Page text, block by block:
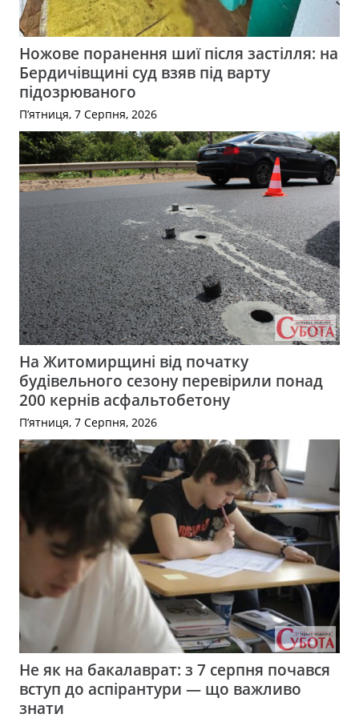
Ножове поранення шиї після застілля: на
Бердичівщині суд взяв під варту
підозрюваного
П’ятниця, 7 Серпня, 2026
На Житомирщині від початку
будівельного сезону перевірили понад
200 кернів асфальтобетону
П’ятниця, 7 Серпня, 2026
Не як на бакалаврат: з 7 серпня почався
вступ до аспірантури — що важливо
знати